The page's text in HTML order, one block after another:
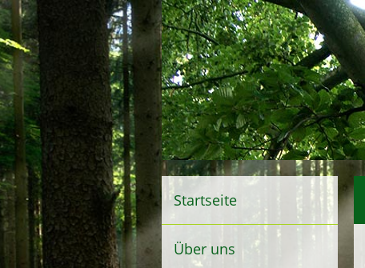
Startseite
Über uns